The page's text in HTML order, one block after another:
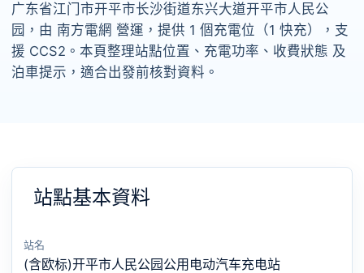
广东省江门市开平市长沙街道东兴大道开平市人民公
园，由 南方電網 營運，提供 1 個充電位（1 快充），支
援 CCS2。本頁整理站點位置、充電功率、收費狀態 及
泊車提示，適合出發前核對資料。
站點基本資料
站名
(含欧标)开平市人民公园公用电动汽车充电站